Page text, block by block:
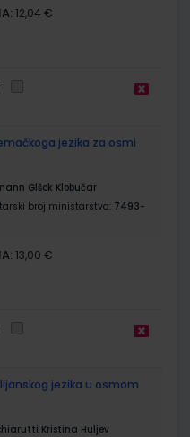
12,04 €
jezika za osmi
Glšck Klobučar
broj ministarstva: 7493-
13,00 €
jezika u osmom
Kristina Huljev